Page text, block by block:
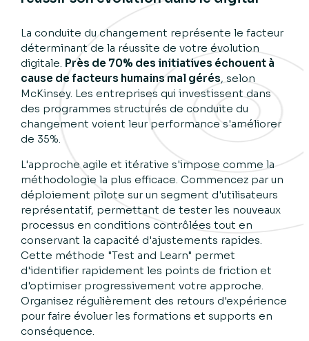
La conduite du changement représente le facteur
déterminant de la réussite de votre évolution
digitale. Près de 70% des initiatives échouent à
cause de facteurs humains mal gérés, selon
McKinsey. Les entreprises qui investissent dans
des programmes structurés de conduite du
changement voient leur performance s'améliorer
de 35%.
L'approche agile et itérative s'impose comme la
méthodologie la plus efficace. Commencez par un
déploiement pilote sur un segment d'utilisateurs
représentatif, permettant de tester les nouveaux
processus en conditions contrôlées tout en
conservant la capacité d'ajustements rapides.
Cette méthode "Test and Learn" permet
d'identifier rapidement les points de friction et
d'optimiser progressivement votre approche.
Organisez régulièrement des retours d'expérience
pour faire évoluer les formations et supports en
conséquence.